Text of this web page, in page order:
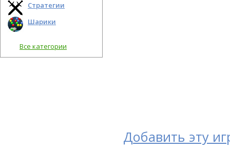
Стратегии
Шарики
Все категории
Добавить эту